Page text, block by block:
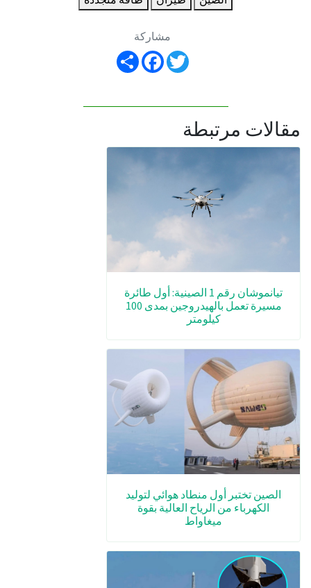
مشاركة
Share
FacebookTwitter
مقالات مرتبطة
تيانموشان رقم 1 الصينية: أول طائرة
مسيرة تعمل بالهيدروجين بمدى 100
كيلومتر
الصين تختبر أول منطاد هوائي لتوليد
الكهرباء من الرياح العالية بقوة
ميغاواط